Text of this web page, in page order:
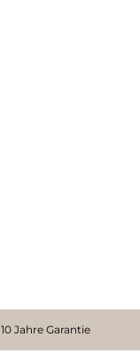
10 Jahre Garantie